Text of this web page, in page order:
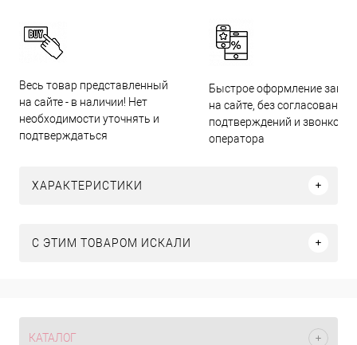
Весь товар представленный
на сайте - в наличии! Нет
необходимости уточнять и
подтверждаться
Быстрое оформление
на сайте, без согласований,
подтверждений и звонков
оператора
ХАРАКТЕРИСТИКИ
C ЭТИМ ТОВАРОМ ИСКАЛИ
КАТАЛОГ